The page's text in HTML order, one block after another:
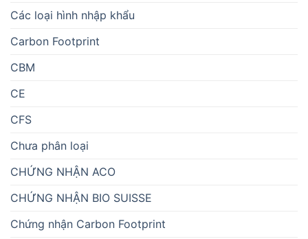
Các loại hình nhập khẩu
Carbon Footprint
CBM
CE
CFS
Chưa phân loại
CHỨNG NHẬN ACO
CHỨNG NHẬN BIO SUISSE
Chứng nhận Carbon Footprint